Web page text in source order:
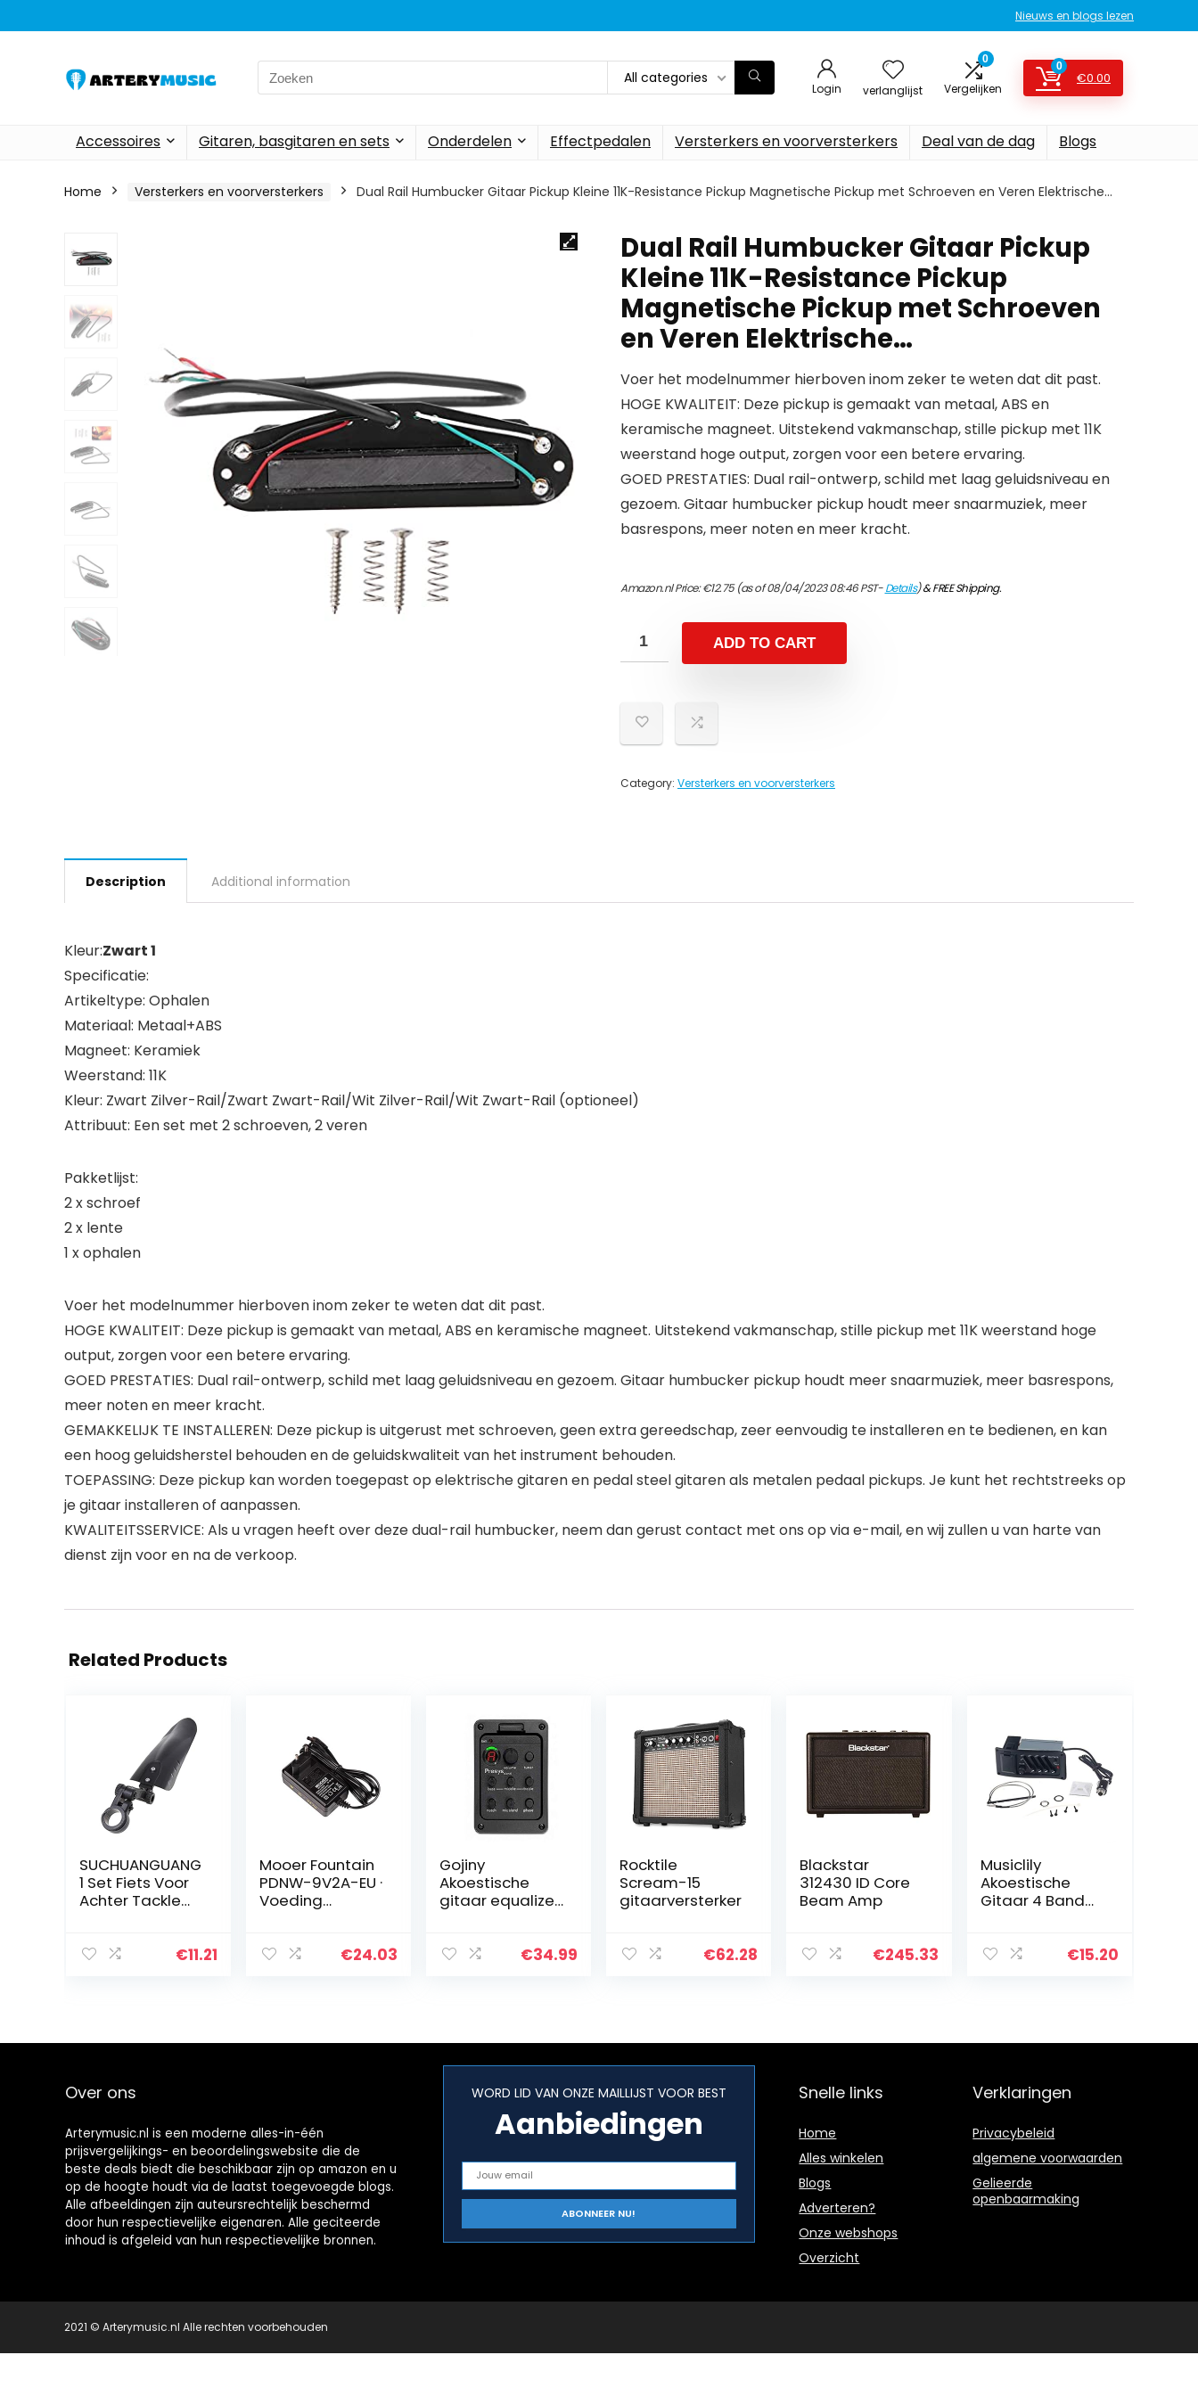
Nieuws en blogs lezen
Search
for:
All categories
Login verlanglijst
0
Vergelijken
0
€0.00
Accessoires Gitaren, basgitaren en sets Onderdelen Effectpedalen Versterkers en voorversterkers Deal van de dag Blogs
Home Versterkers en voorversterkers Dual Rail Humbucker Gitaar Pickup Kleine 11K-Resistance Pickup Magnetische Pickup met Schroeven en Veren Elektrische…
Dual Rail Humbucker Gitaar Pickup
Kleine 11K-Resistance Pickup
Magnetische Pickup met Schroeven
en Veren Elektrische…
Voer het modelnummer hierboven inom zeker te weten dat dit past.
HOGE KWALITEIT: Deze pickup is gemaakt van metaal, ABS en
keramische magneet. Uitstekend vakmanschap, stille pickup met 11K
weerstand hoge output, zorgen voor een betere ervaring.
GOED PRESTATIES: Dual rail-ontwerp, schild met laag geluidsniveau en
gezoem. Gitaar humbucker pickup houdt meer snaarmuziek, meer
basrespons, meer noten en meer kracht.
Amazon.nl Price:€12.75(as of 08/04/2023 08:46 PST-Details)&FREE Shipping.
ADD TO CART
Category: Versterkers en voorversterkers
Description Additional information
Kleur:Zwart 1
Specificatie:
Artikeltype: Ophalen
Materiaal: Metaal+ABS
Magneet: Keramiek
Weerstand: 11K
Kleur: Zwart Zilver-Rail/Zwart Zwart-Rail/Wit Zilver-Rail/Wit Zwart-Rail (optioneel)
Attribuut: Een set met 2 schroeven, 2 veren
Pakketlijst:
2 x schroef
2 x lente
1 x ophalen
Voer het modelnummer hierboven inom zeker te weten dat dit past.
HOGE KWALITEIT: Deze pickup is gemaakt van metaal, ABS en keramische magneet. Uitstekend vakmanschap, stille pickup met 11K weerstand hoge
output, zorgen voor een betere ervaring.
GOED PRESTATIES: Dual rail-ontwerp, schild met laag geluidsniveau en gezoem. Gitaar humbucker pickup houdt meer snaarmuziek, meer basrespons,
meer noten en meer kracht.
GEMAKKELIJK TE INSTALLEREN: Deze pickup is uitgerust met schroeven, geen extra gereedschap, zeer eenvoudig te installeren en te bedienen, en kan
een hoog geluidsherstel behouden en de geluidskwaliteit van het instrument behouden.
TOEPASSING: Deze pickup kan worden toegepast op elektrische gitaren en pedal steel gitaren als metalen pedaal pickups. Je kunt het rechtstreeks op
je gitaar installeren of aanpassen.
KWALITEITSSERVICE: Als u vragen heeft over deze dual-rail humbucker, neem dan gerust contact met ons op via e-mail, en wij zullen u van harte van
dienst zijn voor en na de verkoop.
Related Products
SUCHUANGUANG
1 Set Fiets Voor
Achter Tackle
Kids Onderdelen
€11.21
Mooer Fountain
PDNW-9V2A-EU ·
Voeding
€24.03
Gojiny
Akoestische
gitaar equalizer
tuner gitaar tool
€34.99
Rocktile
Scream-15
gitaarversterker
€62.28
Blackstar
312430 ID Core
Beam Amp
€245.33
Musiclily
Akoestische
Gitaar 4 Band
Piezo Pickup€15.20
Over ons
Arterymusic.nl is een moderne alles-in-één
prijsvergelijkings- en beoordelingswebsite die de
beste deals biedt die beschikbaar zijn op amazon en u
op de hoogte houdt via de laatst toegevoegde blogs.
Alle afbeeldingen zijn auteursrechtelijk beschermd
door hun respectievelijke eigenaren. Alle geciteerde
inhoud is afgeleid van hun respectievelijke bronnen.
WORD LID VAN ONZE MAILLIJST VOOR BEST
Aanbiedingen
Snelle links
Home
Alles winkelen
Blogs
Adverteren?
Onze webshops
Overzicht
Verklaringen
Privacybeleid
algemene voorwaarden
Gelieerde
openbaarmaking
2021 © Arterymusic.nl Alle rechten voorbehouden